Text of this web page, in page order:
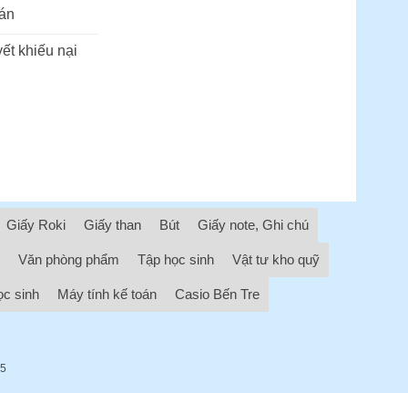
khiếu nại
Giấy Roki Giấy than Bút Giấy note, Ghi chú
Văn phòng phẩm Tập học sinh Vật tư kho quỹ
sinh Máy tính kế toán Casio Bến Tre